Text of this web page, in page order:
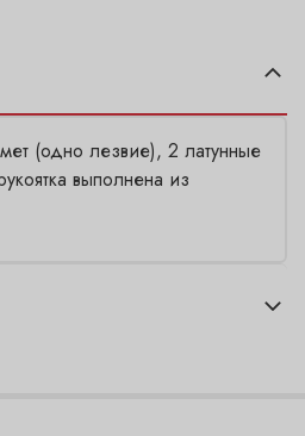
(одно лезвие), 2 латунные
выполнена из